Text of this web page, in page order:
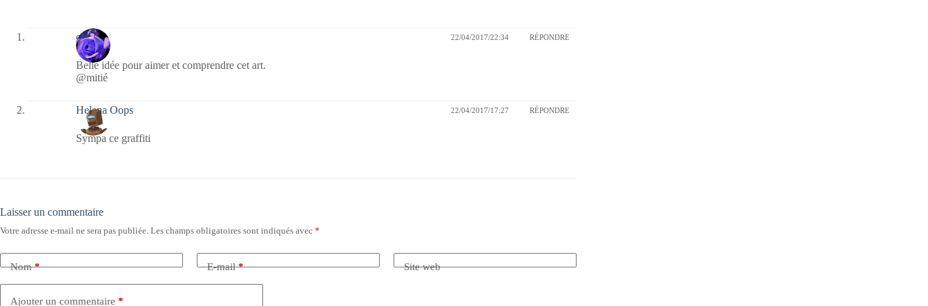
covix 22/04/2017/22:34 RÉPONDRE
Belle idée pour aimer et comprendre cet art.
@mitié
Helena Oops 22/04/2017/17:27 RÉPONDRE
Sympa ce graffiti
Laisser un commentaire
Votre adresse e-mail ne sera pas publiée. Les champs obligatoires sont indiqués avec *
Nom* E-mail* Site web
Ajouter un commentaire *